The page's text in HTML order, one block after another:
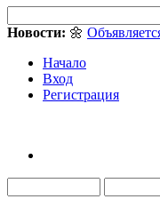
Новости: 🌼
Начало
Вход
Регистрация